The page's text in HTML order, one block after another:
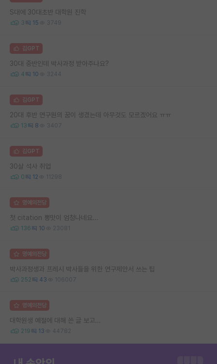
S대에 30대초반 대학원 진학
3 15 3749
김GPT
30대 중반인데 박사과정 받아주나요?
4 10 3244
김GPT
20대 후반 연구원의 꿈이 생겼는데 아무것도 모르겠어요 ㅠㅠ
13 8 3407
김GPT
30살 석사 취업
0 12 11298
명예의전당
첫 citation 뽕맛이 엄청나네요...
136 10 23081
명예의전당
박사과정생과 프레시 박사들을 위한 연구제안서 쓰는 팁
252 43 106007
명예의전당
대학원생 예절에 대해 쓴 글 보고...
219 13 44782